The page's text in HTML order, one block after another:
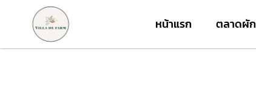
หน้าแรก ตลาดผัก